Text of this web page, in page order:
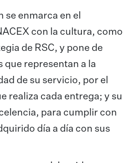
se enmarca en el
con la cultura, como
de RSC, y pone de
que representan a la
de su servicio, por el
realiza cada entrega; y su
para cumplir con
día a día con sus